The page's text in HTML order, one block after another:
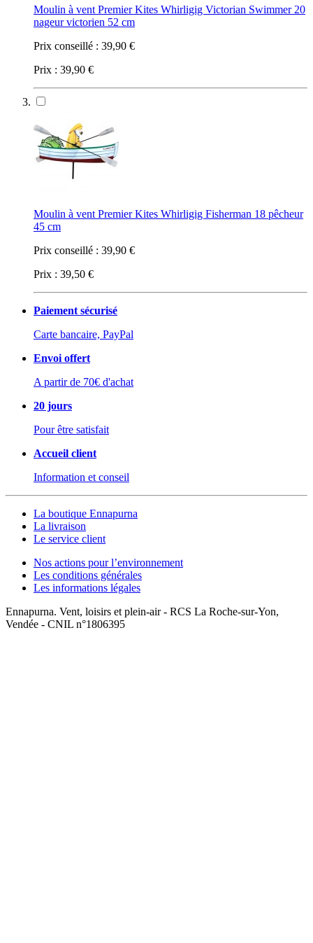
Moulin à vent Premier Kites Whirligig Victorian Swimmer 20
nageur victorien 52 cm
Prix conseillé : 39,90 €
Prix : 39,90 €
Moulin à vent Premier Kites Whirligig Fisherman 18 pêcheur
45 cm
Prix conseillé : 39,90 €
Prix : 39,50 €
Paiement sécurisé
Carte bancaire, PayPal
Envoi offert
A partir de 70€ d'achat
20 jours
Pour être satisfait
Accueil client
Information et conseil
La boutique Ennapurna
La livraison
Le service client
Nos actions pour l’environnement
Les conditions générales
Les informations légales
Ennapurna. Vent, loisirs et plein-air - RCS La Roche-sur-Yon,
Vendée - CNIL n°1806395